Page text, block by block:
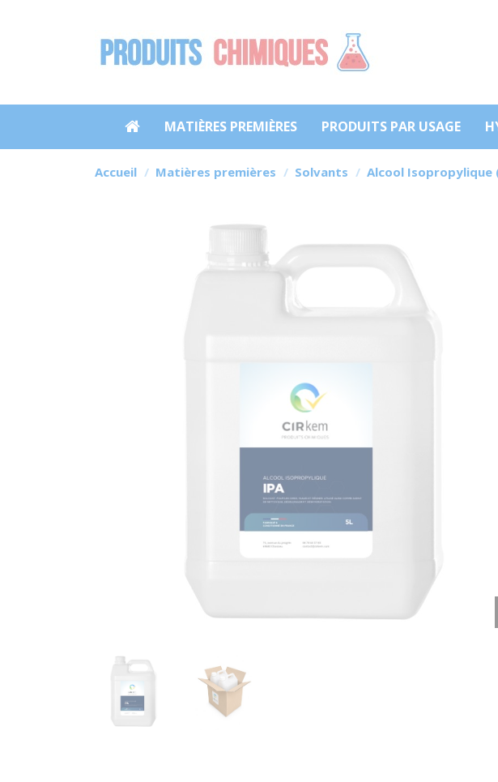
MATIÈRES PREMIÈRES PRODUITS PAR USAGE
Accueil Matières premières Solvants Alcool Isopropylique